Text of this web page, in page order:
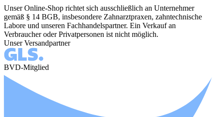
Unser Online-Shop richtet sich ausschließlich an Unternehmer
gemäß § 14 BGB, insbesondere Zahnarztpraxen, zahntechnische
Labore und unseren Fachhandelspartner. Ein Verkauf an
Verbraucher oder Privatpersonen ist nicht möglich.
Unser Versandpartner
BVD-Mitglied